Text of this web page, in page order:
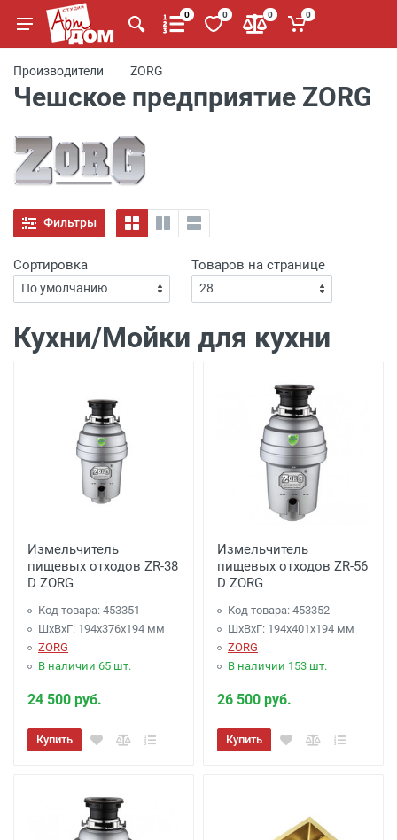
0 0 0 0
Производители ZORG
Чешское предприятие ZORG
Фильтры
Сортировка Товаров на странице
Кухни/Мойки для кухни
Измельчитель
пищевых отходов ZR-38
D ZORG
Код товара: 453351
ШхВхГ: 194х376х194 мм
ZORG
В наличии 65 шт.
24 500 руб.
Купить
Измельчитель
пищевых отходов ZR-56
D ZORG
Код товара: 453352
ШхВхГ: 194х401х194 мм
ZORG
В наличии 153 шт.
26 500 руб.
Купить